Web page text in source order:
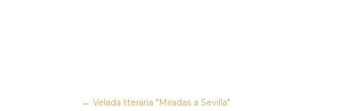
←Velada literaria "Miradas a Sevilla"